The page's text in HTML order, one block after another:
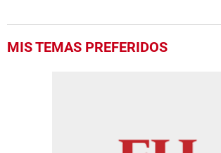
MIS TEMAS PREFERIDOS